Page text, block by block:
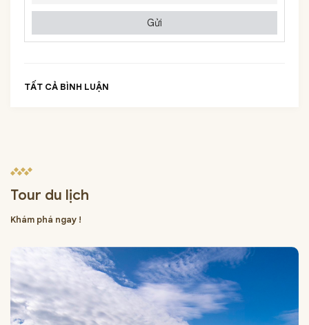
Gửi
TẤT CẢ BÌNH LUẬN
Tour du lịch
Khám phá ngay !